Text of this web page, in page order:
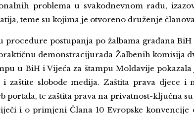
problema u svakodnevnom radu,
teme su kojima je otvoreno druženje
postupanja po žalbama građana
demonstracijurada Žalbenih komisija
u BiH i Vijeća za štampu Moldavije
zaštite slobode medija. Zaštita prava
te zaštita prava na privatnost-ključna
i o primjeni Člana 10 Evropske